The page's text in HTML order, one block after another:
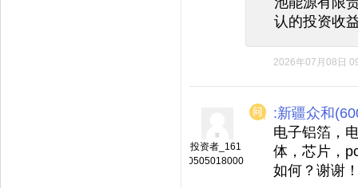
认的投资收
2026年07月08日
投资者_161
0505018000
:新疆众和
电子铝箔，
体，芯片，
如何？谢谢